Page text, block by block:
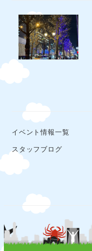
イベント情報一覧
スタッフブログ